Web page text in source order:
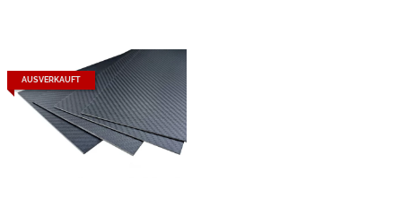
AUSVERKAUFT